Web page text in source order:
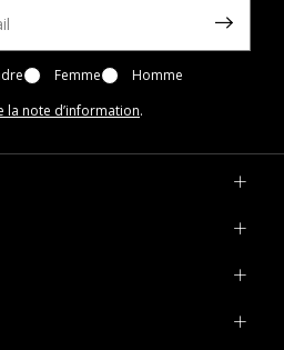
Femme
Homme
la note d’information.